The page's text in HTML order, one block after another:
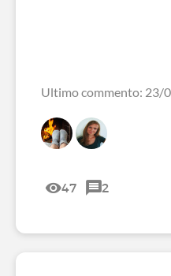
Ultimo commento: 23/
47 2